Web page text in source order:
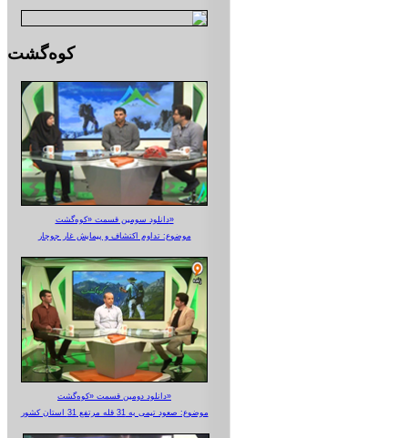
کوه‌گشت
دانلود سومین قسمت «کوه‌گشت»
موضوع: تداوم اکتشاف و پیمایش غار جوجار
دانلود دومین قسمت «کوه‌گشت»
موضوع: صعود تیمی به 31 قله مرتفع 31 استان کشور